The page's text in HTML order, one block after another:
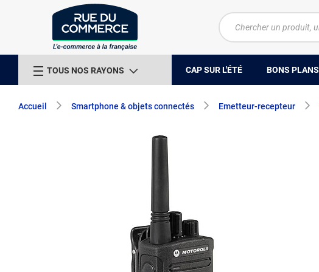
TOUS NOS RAYONS CAP SUR L'ÉTÉ BONS PLANS
Accueil Smartphone & objets connectés Emetteur-recepteur